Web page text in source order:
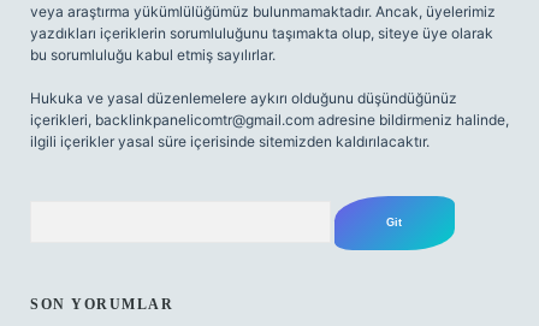
veya araştırma yükümlülüğümüz bulunmamaktadır. Ancak, üyelerimiz
yazdıkları içeriklerin sorumluluğunu taşımakta olup, siteye üye olarak
bu sorumluluğu kabul etmiş sayılırlar.
Hukuka ve yasal düzenlemelere aykırı olduğunu düşündüğünüz
içerikleri, backlinkpanelicomtr@gmail.com adresine bildirmeniz halinde,
ilgili içerikler yasal süre içerisinde sitemizden kaldırılacaktır.
SON YORUMLAR